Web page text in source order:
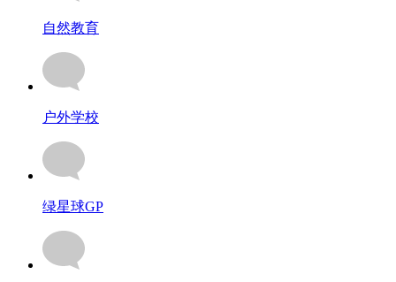
自然教育
户外学校
绿星球GP